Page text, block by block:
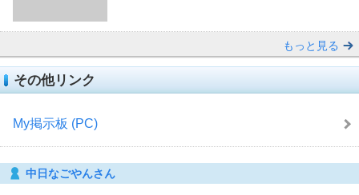
もっと見る
その他リンク
My掲示板 (PC)
中日なごやんさん